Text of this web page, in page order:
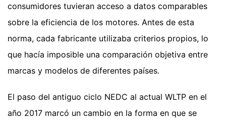
consumidores tuvieran acceso a datos comparables
sobre la eficiencia de los motores. Antes de esta
norma, cada fabricante utilizaba criterios propios, lo
que hacía imposible una comparación objetiva entre
marcas y modelos de diferentes países.
El paso del antiguo ciclo NEDC al actual WLTP en el
año 2017 marcó un cambio en la forma en que se